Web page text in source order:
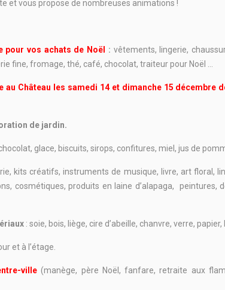
et vous propose de nombreuses animations !
vos achats de Noël : vêtements, lingerie,
fine, fromage, thé, café, chocolat, traiteur pour Noël …
Château les samedi 14 et dimanche 15 décembre
de jardin.
glace, biscuits, sirops, confitures, miel, jus de
kits créatifs, instruments de musique, livre, art floral,
cosmétiques, produits en laine d’alapaga, peintures,
: soie, bois, liège, cire d’abeille, chanvre, verre, papier,
et à l’étage.
ville(manège, père Noël, fanfare, retraite aux